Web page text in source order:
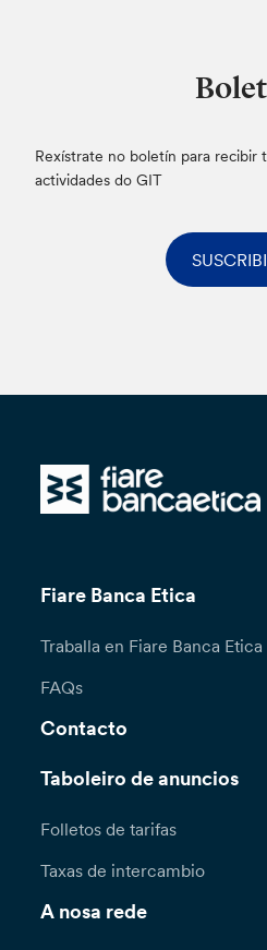
Rexístrate no boletín para recibir
actividades do GIT
Fiare Banca Etica
Traballa en Fiare Banca Etica
FAQs
Contacto
Taboleiro de anuncios
Folletos de tarifas
Taxas de intercambio
A nosa rede